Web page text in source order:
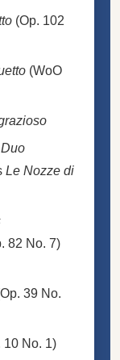
(Op. 102
(WoO
Duo
Le Nozze di
82 No. 7)
39 No.
10 No. 1)